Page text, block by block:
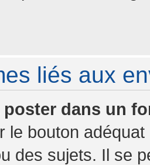
liés aux
poster dans un
le bouton
des sujets. Il se